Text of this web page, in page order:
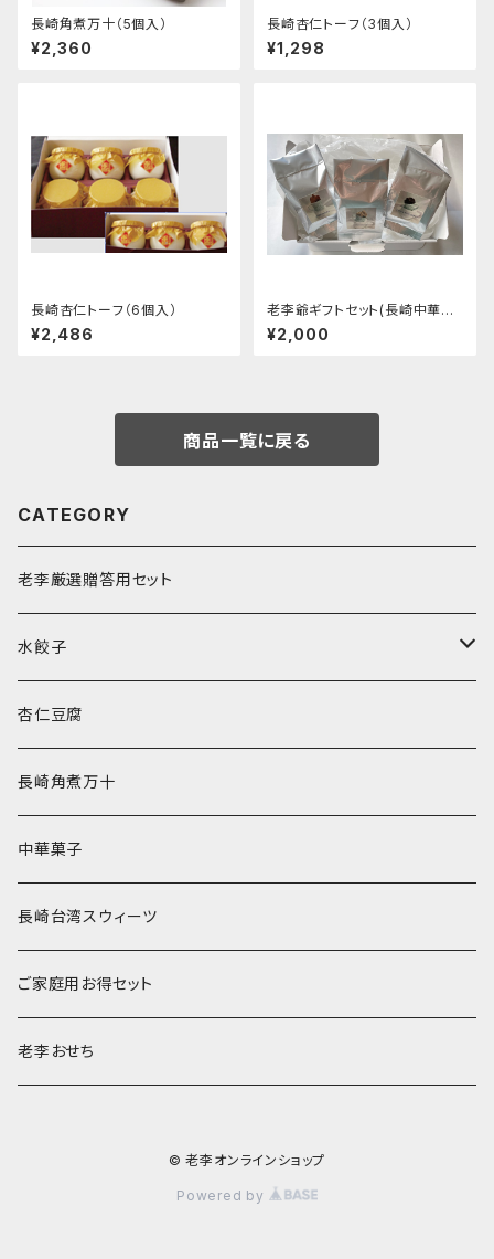
長崎角煮万十（5個入）
¥2,360
長崎杏仁トーフ（3個入）
¥1,298
長崎杏仁トーフ（6個入）
¥2,486
老李爺ギフトセット(長崎中華菓
子)
¥2,000
商品一覧に戻る
CATEGORY
老李厳選贈答用セット
水餃子
水餃子２種セット
杏仁豆腐
長崎角煮万十
中華菓子
長崎台湾スウィーツ
ご家庭用お得セット
老李おせち
© 老李オンラインショップ
Powered by